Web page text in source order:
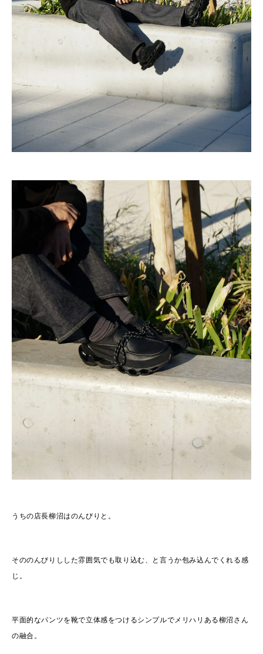
うちの店長柳沼はのんびりと。
そののんびりしした雰囲気でも取り込む、と言うか包み込んでくれる感
じ。
平面的なパンツを靴で立体感をつけるシンプルでメリハリある柳沼さん
の融合。